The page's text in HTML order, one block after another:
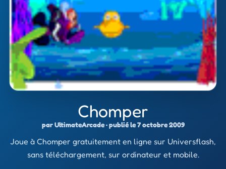
Chomper
par UltimateArcade · publié le 7 octobre 2009
Joue à Chomper gratuitement en ligne sur Universflash,
sans téléchargement, sur ordinateur et mobile.